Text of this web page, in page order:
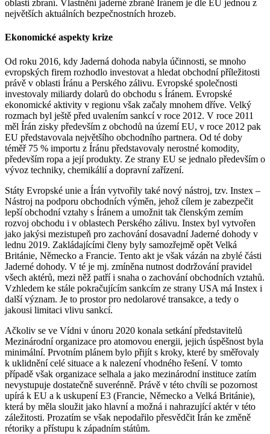
oblasti zbraní. Vlastnění jaderné zbraně Íránem je dle EU jednou z
největších aktuálních bezpečnostních hrozeb.
Ekonomické aspekty krize
Od roku 2016, kdy Jaderná dohoda nabyla účinnosti, se mnoho
evropských firem rozhodlo investovat a hledat obchodní příležitosti
právě v oblasti Íránu a Perského zálivu. Evropské společnosti
investovaly miliardy dolarů do obchodu s Íránem. Evropské
ekonomické aktivity v regionu však začaly mnohem dříve. Velký
rozmach byl ještě před uvalením sankcí v roce 2012. V roce 2011
měl Írán zisky především z obchodů na území EU, v roce 2012 pak
EU představovala největšího obchodního partnera. Od té doby
téměř 75 % importu z Íránu představovaly nerostné komodity,
především ropa a její produkty. Ze strany EU se jednalo především o
vývoz techniky, chemikálií a dopravní zařízení.
Státy Evropské unie a Írán vytvořily také nový nástroj, tzv. Instex –
Nástroj na podporu obchodních výměn, jehož cílem je zabezpečit
lepší obchodní vztahy s Íránem a umožnit tak členským zemím
rozvoj obchodu i v oblastech Perského zálivu. Instex byl vytvořen
jako jakýsi mezistupeň pro zachování dosavadní Jaderné dohody v
lednu 2019. Zakládajícími členy byly samozřejmě opět Velká
Británie, Německo a Francie. Tento akt je však vázán na zbylé části
Jaderné dohody. V té je mj. zmíněna nutnost dodržování pravidel
všech aktérů, mezi něž patří i snaha o zachování obchodních vztahů.
Vzhledem ke stále pokračujícím sankcím ze strany USA má Instex i
další význam. Je to prostor pro nedolarové transakce, a tedy o
jakousi limitaci vlivu sankcí.
Ačkoliv se ve Vídni v únoru 2020 konala setkání představitelů
Mezinárodní organizace pro atomovou energii, jejich úspěšnost byla
minimální. Prvotním plánem bylo přijít s kroky, které by směřovaly
k uklidnění celé situace a k nalezení vhodného řešení. V tomto
případě však organizace selhala a jako mezinárodní instituce zatím
nevystupuje dostatečně suverénně. Právě v této chvíli se pozornost
upírá k EU a k uskupení E3 (Francie, Německo a Velká Británie),
která by měla sloužit jako hlavní a možná i nahrazující aktér v této
záležitosti. Prozatím se však nepodařilo přesvědčit Írán ke změně
rétoriky a přístupu k západním státům.